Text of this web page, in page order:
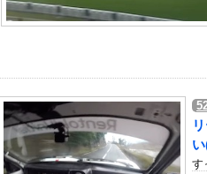
【衝撃】「かわいい虫」ランキング、つい
この夏菜がシコすぎるｗｗｗｗ
【速報】新メンバー6人の生写真『こんに
嫁「妊娠したよ。実家帰るわ。産んだらす